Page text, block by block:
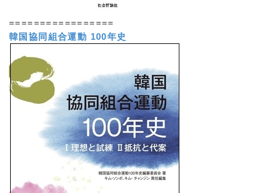
=================
韓国協同組合運動 100年史